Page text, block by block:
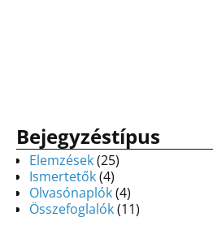
Bejegyzéstípus
Elemzések(25)
Ismertetők(4)
Olvasónaplók(4)
Összefoglalók(11)